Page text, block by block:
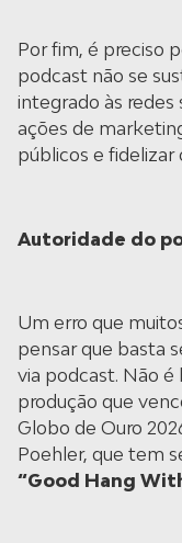
Por fim, é preciso
podcast não se
integrado às
ações de
públicos e fidelizar
Autoridade do
Um erro que
pensar que basta
via podcast. Não é
produção que
Globo de Ouro
Poehler, que tem
“Good Hang